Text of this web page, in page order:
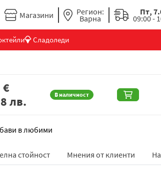
Магазини Регион:
Варна
Пт,
09:00 -
Сладоледи
В наличност
€
лв.
в любими
стойност Мнения от клиенти